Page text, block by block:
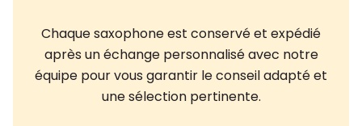
Chaque saxophone est conservé et expédié
après un échange personnalisé avec notre
équipe pour vous garantir le conseil adapté et
une sélection pertinente.